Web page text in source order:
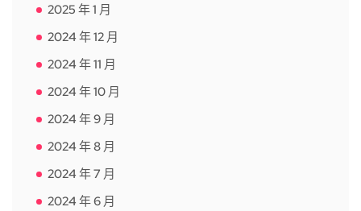
2025 年 1 月
2024 年 12 月
2024 年 11 月
2024 年 10 月
2024 年 9 月
2024 年 8 月
2024 年 7 月
2024 年 6 月